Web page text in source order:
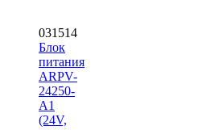
031514
Блок
питания
ARPV-
24250-
A1
(24V,